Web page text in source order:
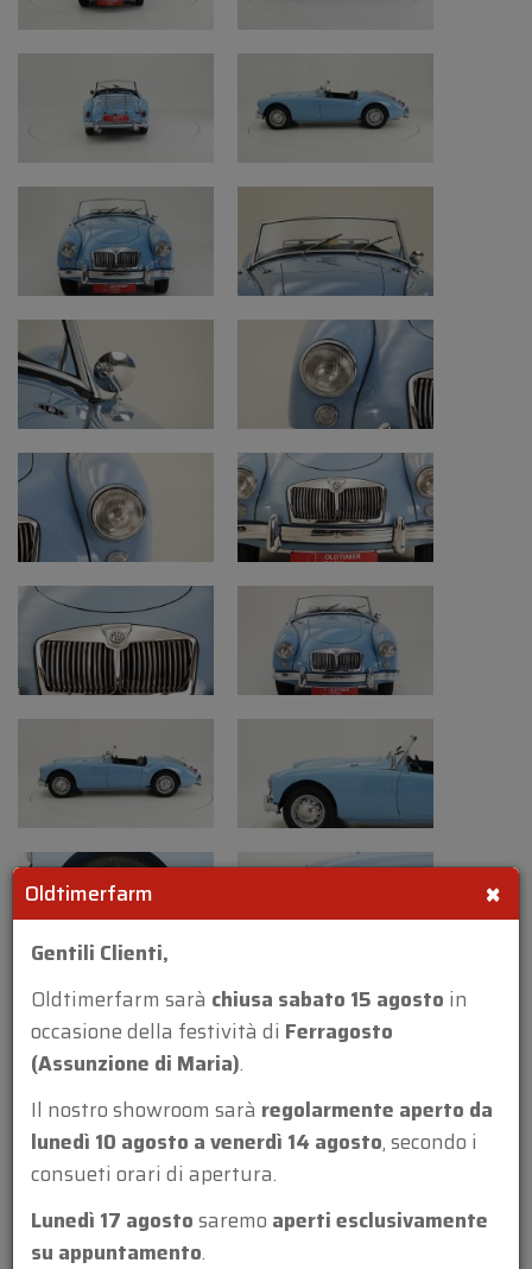
cilindrata, corrispondente al codice modello
'1500', che produceva 72 cavalli. Dopo quattro
anni di produzione, nel 1959, la cilindrata del
motore fu aumentata a 1588 cc, creando la
MG A 1600. L'anno successivo, fu
ulteriormente potenziata a 1622 cc,
aumentando anche la potenza. Tra il 1958 e
il 1960, fu costruito un modello sportivo ad
alte prestazioni con doppio albero a camme
in testa e un alto rapporto di compressione,
che mostrava le sue migliori prestazioni in
pista e ottenne vittorie.
Nel 1962, la MG A fu sostituita dalla
altrettanto iconica MG B. Complessivamente,
furono vendute poco più di centomila MG A.
MG A 1500
La A 1500 è la prima di diverse varianti della
MG A. Questo modello base, meglio noto
come "pioniere iconico", era dotato del motore
a quattro cilindri in linea della MG
Magnette, una berlina che veniva prodotta
in parte in parallelo alla MG A. Per conferire
alla MG A un tocco di sportività, il motore
vantava due carburatori del marchio
Inizialmente, i progetti della MG A furono
scartati perché il CEO della BMC aveva
appena stretto una partnership con Austin
per fondare il famoso marchio Austin-
Healey. Tuttavia, a causa della diminuzione
delle vendite dei modelli spartani della MG,
che non avevano più appeal commerciale, fu
deciso di dare una chance alla MG A. Come
sarebbe stata la storia senza la MG A rimane
oggetto di speculazione. Tuttavia, è certo che
abbia segnato un vero punto di svolta
nell'industria automobilistica britannica.
×
Oldtimerfarm
Gentili Clienti,
Oldtimerfarm sarà chiusa sabato 15 agosto in
occasione della festività di Ferragosto
(Assunzione di Maria).
Il nostro showroom sarà regolarmente aperto da
lunedì 10 agosto a venerdì 14 agosto, secondo i
consueti orari di apertura.
Lunedì 17 agostosaremo aperti esclusivamente
su appuntamento.